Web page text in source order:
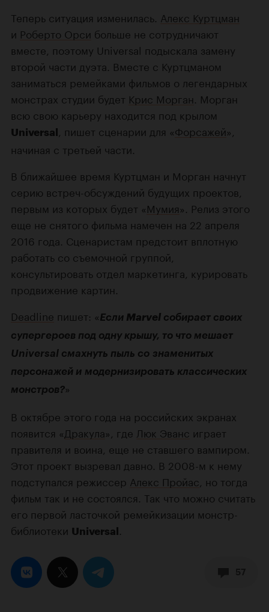
Теперь ситуация изменилась. Алекс Куртцман
и Роберто Орси больше не сотрудничают
вместе, поэтому Universal подыскала замену
второй части дуэта. Вместе с Куртцманом
заниматься ремейками фильмов о легендарных
монстрах студии будет Крис Морган . Морган
всю свою карьеру находится под крылом
Universal , пишет сценарии для «Форсажей»,
начиная с третьей части.
В ближайшее время Куртцман и Морган начнут
серию встреч-обсуждений будущих проектов,
первым из которых будет «Мумия». Релиз этого
еще не снятого фильма намечен на 22 апреля
2016 года. Сценаристам предстоит вплотную
работать со съемочной группой,
консультировать отдел маркетинга, курировать
продвижение картин.
Deadline пишет: «Если Marvel собирает своих
супергероев под одну крышу, то что мешает
Universal смахнуть пыль со знаменитых
персонажей и модернизировать классических
монстров?»
В октябре этого года на российских экранах
появится «Дракула», где Люк Эванс играет
правителя и воина, еще не ставшего вампиром.
Этот проект вызревал давно. В 2008-м к нему
подступался режиссер Алекс Пройас , но тогда
фильм так и не состоялся. Так что можно считать
его первой ласточкой ремейкизации монстр-
библиотеки Universal